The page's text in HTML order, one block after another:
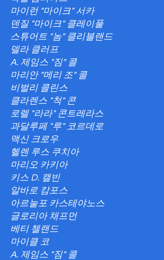
마이런 "마이크" 서카
덴질 "마이크" 클레이풀
스튜어트 "놈" 클리블랜드
델라 클러프
A. 제임스 "짐" 콜
마리안 "메리 조" 콜
비벌리 콜린스
클라렌스 "척" 콘
로렐 "라라" 콘트레라스
과달루페 "루" 코르데로
맥신 크로우
헬렌 루스 쿠치아
마리오 카키아
키스 D. 캘빈
알바로 캄포스
아르눌포 카스테야노스
글로리아 채프먼
베티 첼랜드
마이클 코
A. 제임스 "짐" 콜